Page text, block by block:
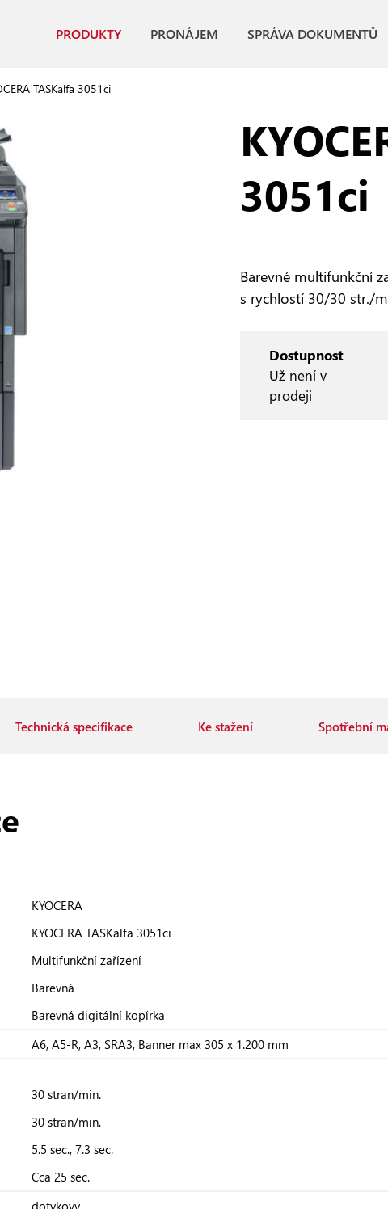
PRODUKTY PRONÁJEM SPRÁVA DOKUMENTŮ
TASKalfa 3051ci
3051ci
Barevné multifunkční
s rychlostí 30/30 str./
Dostupnost
Už není v
prodeji
Technická specifikace Ke stažení Spotřební
KYOCERA
KYOCERA TASKalfa 3051ci
Multifunkční zařízení
Barevná
Barevná digitální kopírka
A6, A5-R, A3, SRA3, Banner max 305 x 1.200 mm
30 stran/min.
30 stran/min.
5.5 sec., 7.3 sec.
Cca 25 sec.
dotykový